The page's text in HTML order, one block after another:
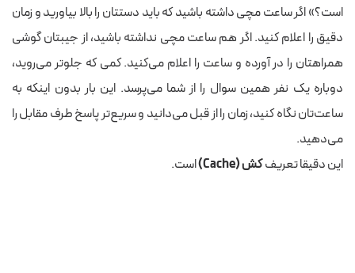
است؟» اگر ساعت مچی داشته باشید که باید دستتان را بالا بیاورید و زمان
دقیق را اعلام کنید. اگر هم ساعت مچی نداشته باشید، از جیبتان گوشی
همراهتان را در آورده و ساعت را اعلام می‌کنید. کمی که جلوتر می‌روید،
دوباره یک نفر همین سوال را از شما می‌پرسد. این بار بدون اینکه به
ساعت‌تان نگاه کنید، زمان را از قبل می‌دانید و سریع‌تر پاسخ طرف مقابل را
می‌دهید.
این دقیقا تعریفکش (Cache) است.